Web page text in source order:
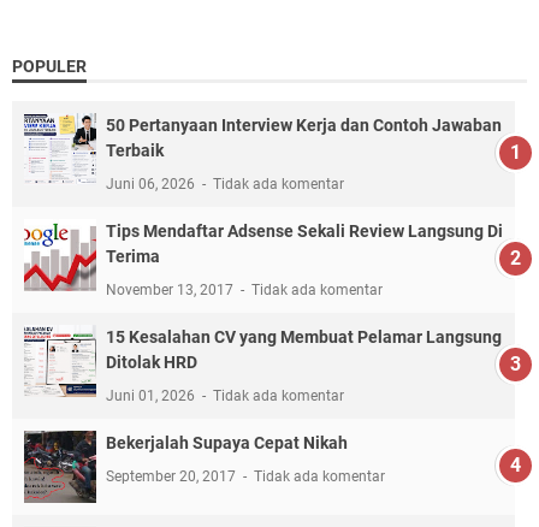
POPULER
50 Pertanyaan Interview Kerja dan Contoh Jawaban
Terbaik
Juni 06, 2026 Tidak ada komentar
Tips Mendaftar Adsense Sekali Review Langsung Di
Terima
November 13, 2017 Tidak ada komentar
15 Kesalahan CV yang Membuat Pelamar Langsung
Ditolak HRD
Juni 01, 2026 Tidak ada komentar
Bekerjalah Supaya Cepat Nikah
September 20, 2017 Tidak ada komentar